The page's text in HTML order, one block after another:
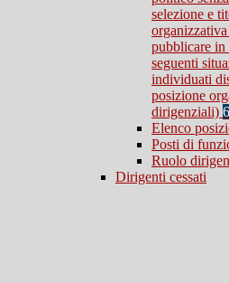
selezione e
pubblicare in
seguenti
individuati
posizione
dirigenziali) 6
Elenco
Posti di
Ruolo
Dirigenti cessati